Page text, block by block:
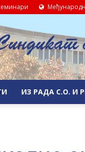
ИЗ РАДА С.О. И